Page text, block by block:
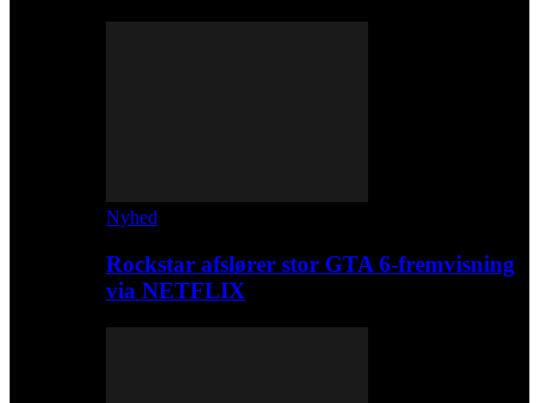
Nyhed
Rockstar afslører stor GTA 6-fremvisning
via NETFLIX